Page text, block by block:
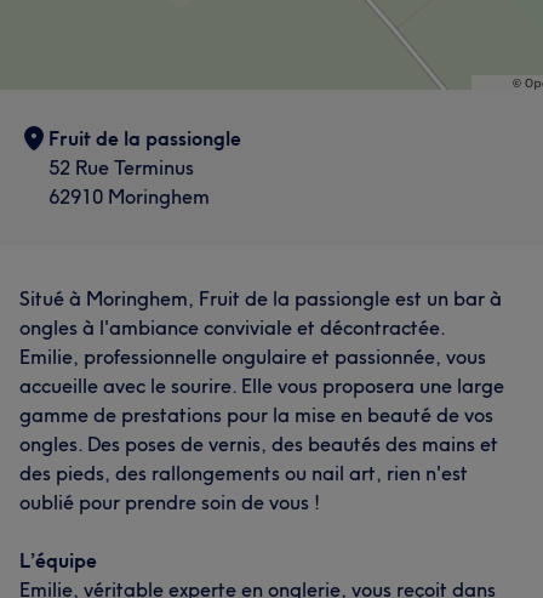
Fruit de la passiongle
52 Rue Terminus
62910 Moringhem
Situé à Moringhem, Fruit de la passiongle est un bar à
ongles à l'ambiance conviviale et décontractée.
Emilie, professionnelle ongulaire et passionnée, vous
accueille avec le sourire. Elle vous proposera une large
gamme de prestations pour la mise en beauté de vos
ongles. Des poses de vernis, des beautés des mains et
des pieds, des rallongements ou nail art, rien n'est
oublié pour prendre soin de vous !
L’équipe
Emilie, véritable experte en onglerie, vous reçoit dans